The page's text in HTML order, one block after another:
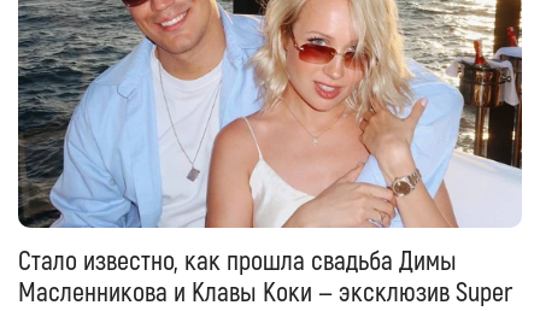
Стало известно, как прошла свадьба Димы
Масленникова и Клавы Коки — эксклюзив Super